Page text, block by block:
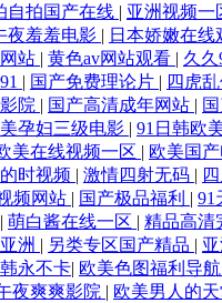
自拍国产在线 | 亚洲视频一
夜羞羞电影 | 日本娇嫩在线
站 | 黄色av网站观看 | 久
| 国产免费理论片 | 四虎
院 | 国产高清成年网站 |
孕妇三级电影 | 91日韩欧
美在线视频一区 | 欧美国
时视频 | 激情四射无码 |
频网站 | 国产极品福利 | 91
| 萌白酱在线一区 | 精品高清
洲 | 另类专区国产精品 |
永不卡| 欧美色图福利导航
夜爽爽影院 | 欧美男人的